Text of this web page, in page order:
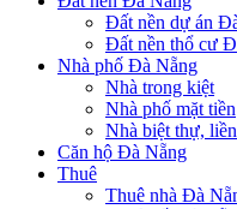
Đất nền dự án
Đất nền thổ cư
Nhà phố Đà Nẵng
Nhà trong kiệt
Nhà phố mặt tiền
Nhà biệt thự,
Căn hộ Đà Nẵng
Thuê
Thuê nhà Đà